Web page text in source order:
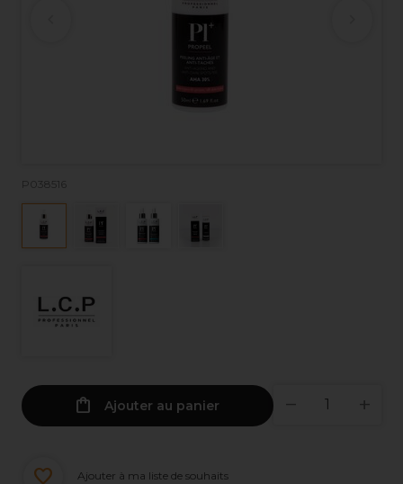
P038516
Ajouter au panier
Ajouter à ma liste de souhaits